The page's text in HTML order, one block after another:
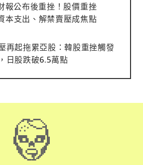
報公布後重挫！股價重挫
本支出、解禁賣壓成焦點
再起拖累亞股：韓股重挫觸發
日股跌破6.5萬點